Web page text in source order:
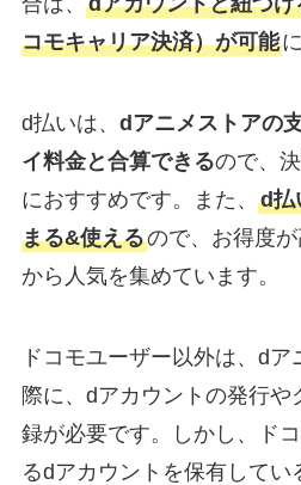
コモキャリア決済）が可能
d払いは、 dアニメストアの
イ料金と合算できるので、
におすすめです。また、 d払
まる&使えるので、お得度
から人気を集めています。
ドコモユーザー以外は、d
際に、dアカウントの発行や
録が必要です。しかし、ド
るdアカウントを保有してい